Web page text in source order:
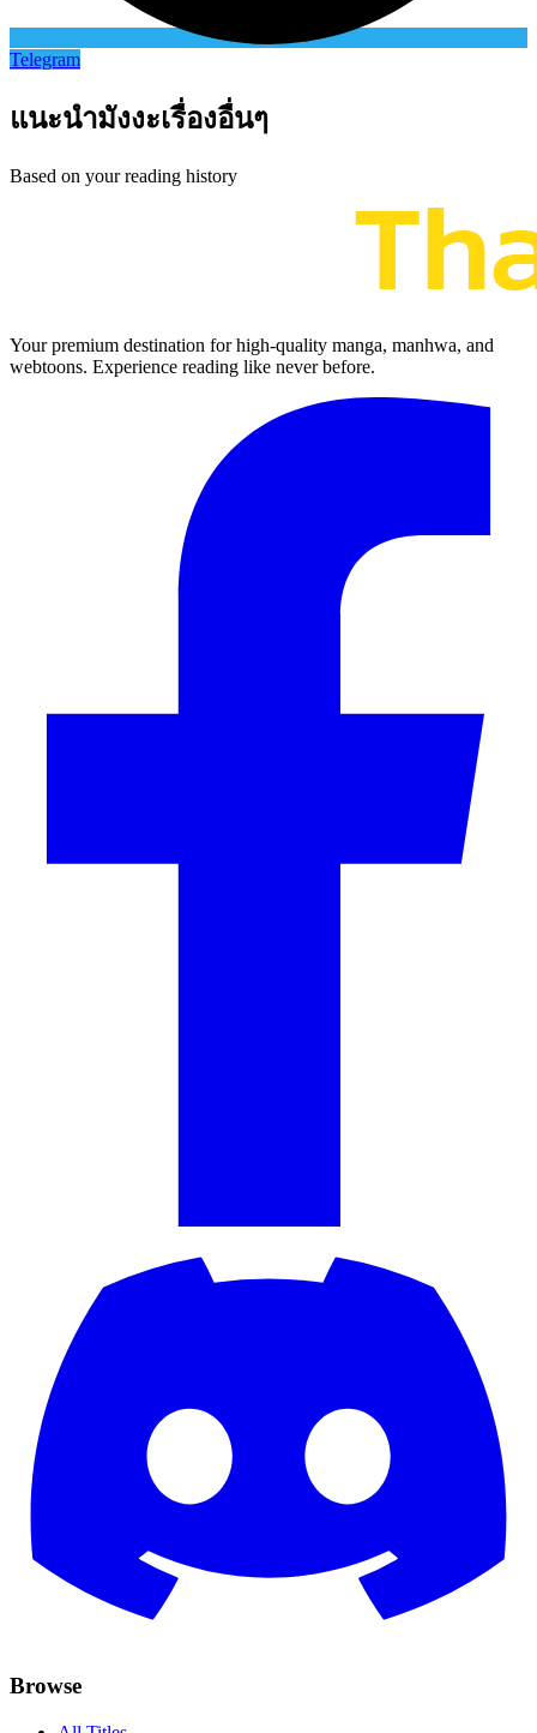
Telegram
แนะนำมังงะเรื่องอื่นๆ
Based on your reading history
Your premium destination for high-quality manga, manhwa, and
webtoons. Experience reading like never before.
Browse